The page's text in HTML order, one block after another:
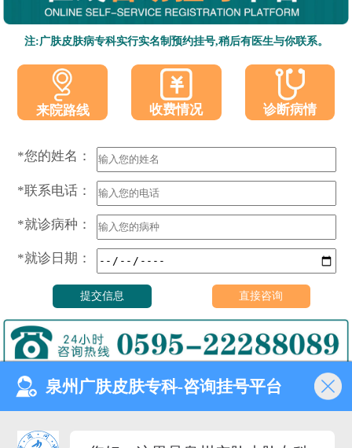
注:广肤皮肤病专科实行实名制预约挂号,稍后有医生与你联系。
来院路线 收费情况 诊断病情
*您的姓名：
*联系电话：
*就诊病种：
*就诊日期：
门诊时间（无假日医院）
8:00—18:00
健康热线
泉州广肤皮肤专科-咨询挂号平台